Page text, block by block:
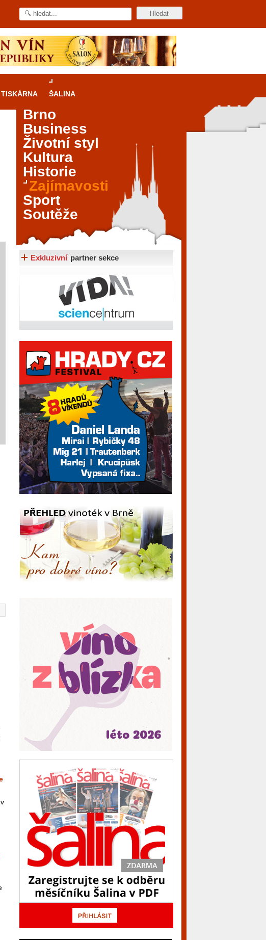
TISKÁRNA ŠALINA
Brno
Business
Životní styl
Kultura
Historie
Zajímavosti
Sport
Soutěže
Exkluzivní partner sekce